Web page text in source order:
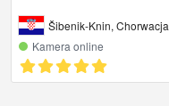
Šibenik-Knin, Chorwacja
Kamera online